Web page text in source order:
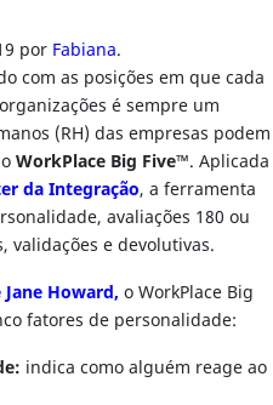
por Fabiana.
com as posições em que cada
é sempre um
(RH) das empresas podem
WorkPlace Big Five™. Aplicada
da Integração, a ferramenta
avaliações 180 ou
validações e devolutivas.
Jane Howard, o WorkPlace Big
fatores de personalidade:
indica como alguém reage ao